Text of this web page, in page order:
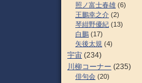
照ノ富士春雄 (6)
王鵬幸之介 (2)
琴紺野優紀 (13)
白鵬 (17)
矢後太規 (4)
宇宙 (234)
川柳コーナー (235)
俳句会 (20)